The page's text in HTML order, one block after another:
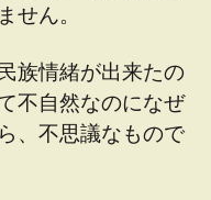
せん。
族情緒が出来たの
不自然なのになぜ
、不思議なもので